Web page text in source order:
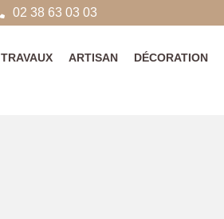
02 38 63 03 03
TRAVAUX ARTISAN DÉCORATION